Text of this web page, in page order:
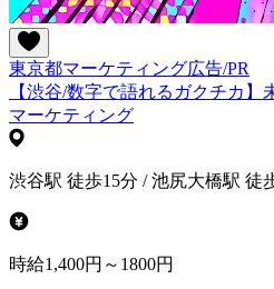
東京都マーケティング広告/PR
【渋谷/数字で語れるガクチカ
マーケティング
渋谷駅 徒歩15分 / 池尻大橋駅 徒
時給1,400円～1800円